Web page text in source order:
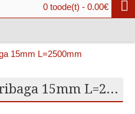
0 toode(t) - 0.00€
15mm L=2500mm
Faasiliist naelutusribaga 15mm L=2500mm